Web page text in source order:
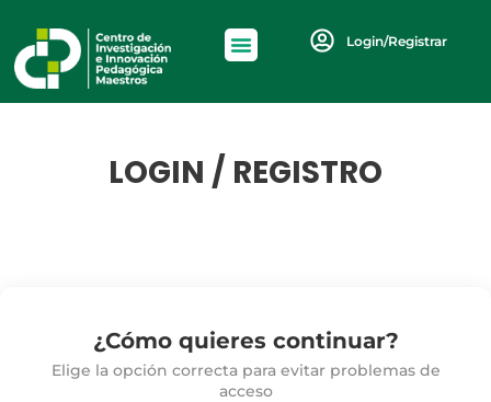
Login/Registrar
LOGIN / REGISTRO
¿Cómo quieres continuar?
Elige la opción correcta para evitar problemas de
acceso